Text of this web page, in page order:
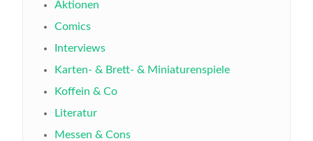
Aktionen
Comics
Interviews
Karten- & Brett- & Miniaturenspiele
Koffein & Co
Literatur
Messen & Cons